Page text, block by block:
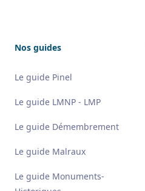
Nos guides
Le guide Pinel
Le guide LMNP - LMP
Le guide Démembrement
Le guide Malraux
Le guide Monuments-